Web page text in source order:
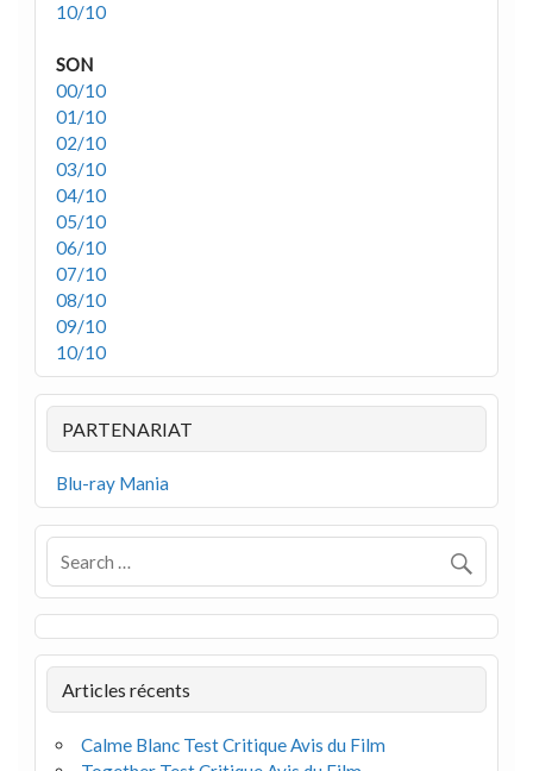
10/10
SON
00/10
01/10
02/10
03/10
04/10
05/10
06/10
07/10
08/10
09/10
10/10
PARTENARIAT
Blu-ray Mania
Articles récents
Calme Blanc Test Critique Avis du Film